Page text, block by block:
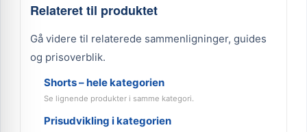
Relateret til produktet
Gå videre til relaterede sammenligninger, guides
og prisoverblik.
Shorts – hele kategorien
Se lignende produkter i samme kategori.
Prisudvikling i kategorien